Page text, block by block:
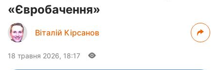
«Євробачення»
Віталій Кірсанов
18 травня 2026, 18:17